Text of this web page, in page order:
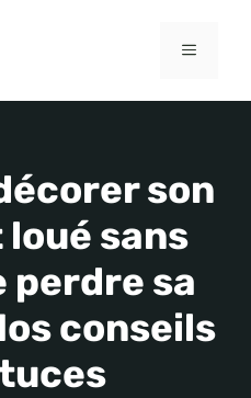
MENU
son
sans
perdre sa
conseils